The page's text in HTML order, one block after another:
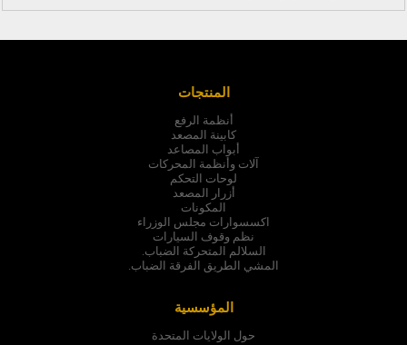
المنتجات
أنظمة الرفع
كابينة المصعد
أبواب المصاعد
آلات وأنظمة المحركات
لوحات التحكم
أزرار المصعد
المكونات
اكسسوارات مجلس الوزراء
نظم وقوف السيارات
السلالم المتحركة الضباب.
المشي الطريق الفرقة الضباب.
المؤسسية
حول الولايات المتحدة